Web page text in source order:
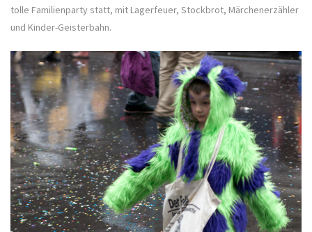
tolle Familienparty statt, mit Lagerfeuer, Stockbrot, Märchenerzähler
und Kinder-Geisterbahn.